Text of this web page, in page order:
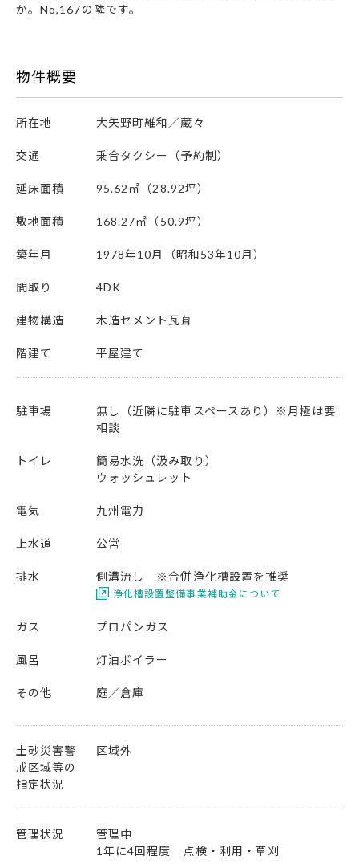
か。No,167の隣です。
物件概要
所在地 大矢野町維和／蔵々
交通 乗合タクシー（予約制）
延床面積 95.62㎡（28.92坪）
敷地面積 168.27㎡（50.9坪）
築年月 1978年10月（昭和53年10月）
間取り 4DK
建物構造 木造セメント瓦葺
階建て 平屋建て
駐車場
無し（近隣に駐車スペースあり）※月極は要
相談
トイレ
簡易水洗（汲み取り）
ウォッシュレット
電気 九州電力
上水道 公営
排水 側溝流し ※合併浄化槽設置を推奨
浄化槽設置整備事業補助金について
ガス プロパンガス
風呂 灯油ボイラー
その他 庭 倉庫
土砂災害警
戒区域等の
指定状況
区域外
管理状況
管理中
1年に4回程度 点検・利用・草刈